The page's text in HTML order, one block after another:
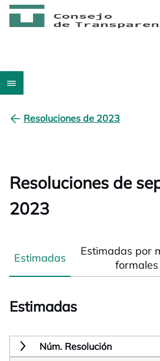
Resoluciones de 2023
Resoluciones de
2023
Estimadas
Estimadas por
formales
Estimadas
Núm. Resolución